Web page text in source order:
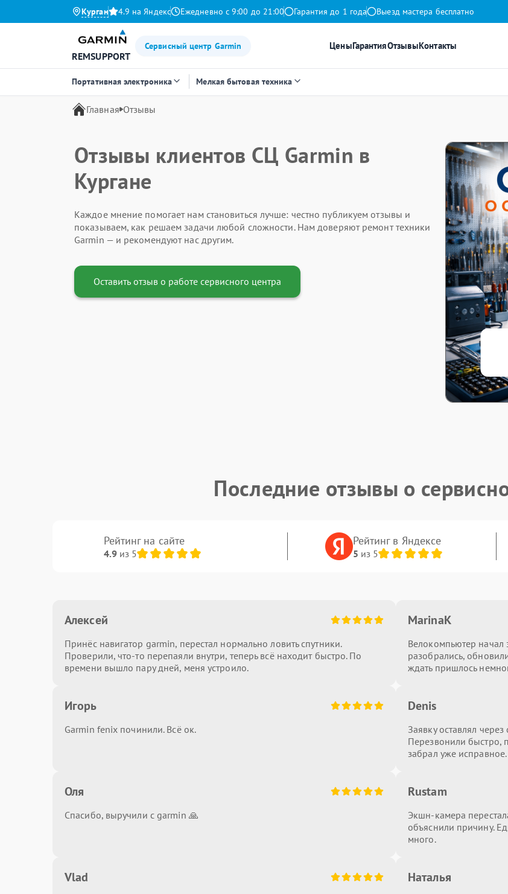
Курган 4.9 на Яндекс Ежедневно с 9:00 до 21:00 Гарантия до 1 года Выезд мастера бесплатно
REMSUPPORT
Сервисный центр Garmin ЦеныГарантияОтзывыКонтакты
Портативная электроника Мелкая бытовая техника
Главная Отзывы
Отзывы клиентов СЦ Garmin в
Кургане
Каждое мнение помогает нам становиться лучше: честно публикуем отзывы и
показываем, как решаем задачи любой сложности. Нам доверяют ремонт техники
Garmin — и рекомендуют нас другим.
Оставить отзыв о работе сервисного центра
Последние отзывы о
Рейтинг на сайте
4.9из 5
Рейтинг в Яндексе
5 из 5
Алексей
Принёс навигатор garmin, перестал нормально ловить спутники.
Проверили, что-то перепаяли внутри, теперь всё находит быстро. По
времени вышло пару дней, меня устроило.
MarinaK
Велокомпьютер начал
разобрались,
ждать пришлось
Игорь
Garmin fenix починили. Всё ок.
Denis
Заявку оставлял
Перезвонили быстро,
забрал уже
Оля
Спасибо, выручили с garmin 🙏
Rustam
Экшн-камера
объяснили причину.
много.
Vlad Наталья